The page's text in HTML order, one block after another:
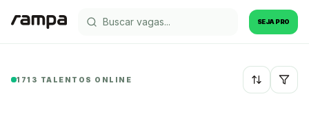
SEJA PRO
1713 TALENTOS ONLINE Recentes